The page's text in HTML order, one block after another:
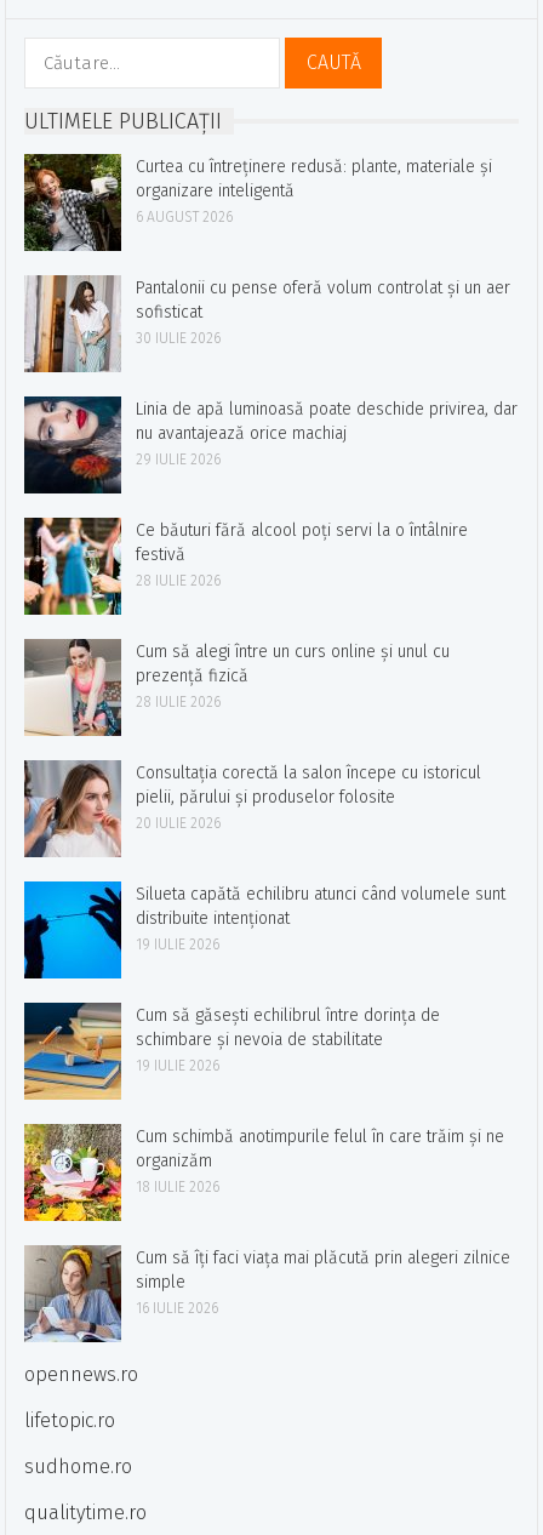
Caută
după:
ULTIMELE PUBLICAȚII
Curtea cu întreținere redusă: plante, materiale și
organizare inteligentă
6 AUGUST 2026
Pantalonii cu pense oferă volum controlat și un aer
sofisticat
30 IULIE 2026
Linia de apă luminoasă poate deschide privirea, dar
nu avantajează orice machiaj
29 IULIE 2026
Ce băuturi fără alcool poți servi la o întâlnire
festivă
28 IULIE 2026
Cum să alegi între un curs online și unul cu
prezență fizică
28 IULIE 2026
Consultația corectă la salon începe cu istoricul
pielii, părului și produselor folosite
20 IULIE 2026
Silueta capătă echilibru atunci când volumele sunt
distribuite intenționat
19 IULIE 2026
Cum să găsești echilibrul între dorința de
schimbare și nevoia de stabilitate
19 IULIE 2026
Cum schimbă anotimpurile felul în care trăim și ne
organizăm
18 IULIE 2026
Cum să îți faci viața mai plăcută prin alegeri zilnice
simple
16 IULIE 2026
opennews.ro
lifetopic.ro
sudhome.ro
qualitytime.ro